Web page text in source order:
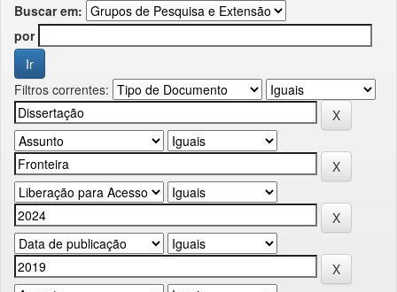
Buscar em:
por
Filtros correntes: